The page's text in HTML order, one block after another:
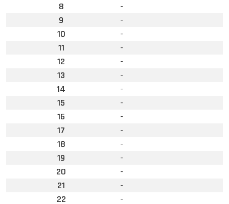
8
-
9
-
10
-
11
-
12
-
13
-
14
-
15
-
16
-
17
-
18
-
19
-
20
-
21
-
22
-